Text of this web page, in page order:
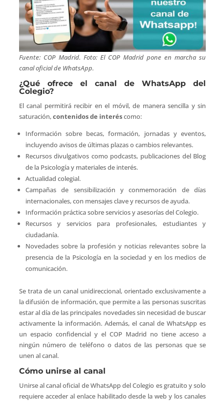
Fuente: COP Madrid. Foto: El COP Madrid pone en marcha su
canal oficial de WhatsApp.
¿Qué ofrece el canal de WhatsApp del
Colegio?
El canal permitirá recibir en el móvil, de manera sencilla y sin
saturación,contenidos de interéscomo:
Información sobre becas, formación, jornadas y eventos,
incluyendo avisos de últimas plazas o cambios relevantes.
Recursos divulgativos como podcasts, publicaciones del Blog
de la Psicología y materiales de interés.
Actualidad colegial.
Campañas de sensibilización y conmemoración de días
internacionales, con mensajes clave y recursos de ayuda.
Información práctica sobre servicios y asesorías del Colegio.
Recursos y servicios para profesionales, estudiantes y
ciudadanía.
Novedades sobre la profesión y noticias relevantes sobre la
presencia de la Psicología en la sociedad y en los medios de
comunicación.
Se trata de un canal unidireccional, orientado exclusivamente a
la difusión de información, que permite a las personas suscritas
estar al día de las principales novedades sin necesidad de buscar
activamente la información. Además, el canal de WhatsApp es
un espacio confidencial y el COP Madrid no tiene acceso a
ningún número de teléfono o datos de las personas que se
unen al canal.
Cómo unirse al canal
Unirse al canal oficial de WhatsApp del Colegio es gratuito y solo
requiere acceder al enlace habilitado desde la web y los canales